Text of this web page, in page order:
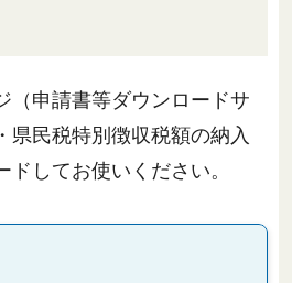
（申請書等ダウンロードサ
県民税特別徴収税額の納入
してお使いください。